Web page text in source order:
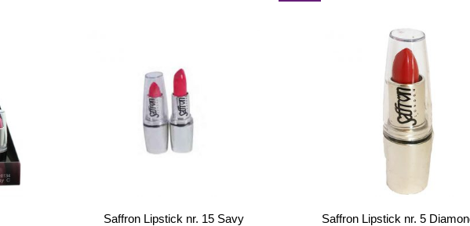
Saffron Lipstick nr. 15 Savy
Saffron Lipstick nr. 5